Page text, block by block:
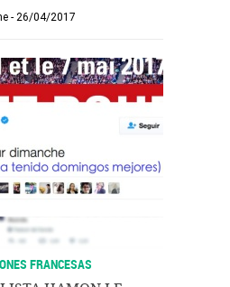
26/04/2017
FRANCESAS